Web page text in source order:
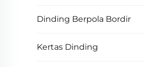
Dinding Berpola Bordir
Kertas Dinding